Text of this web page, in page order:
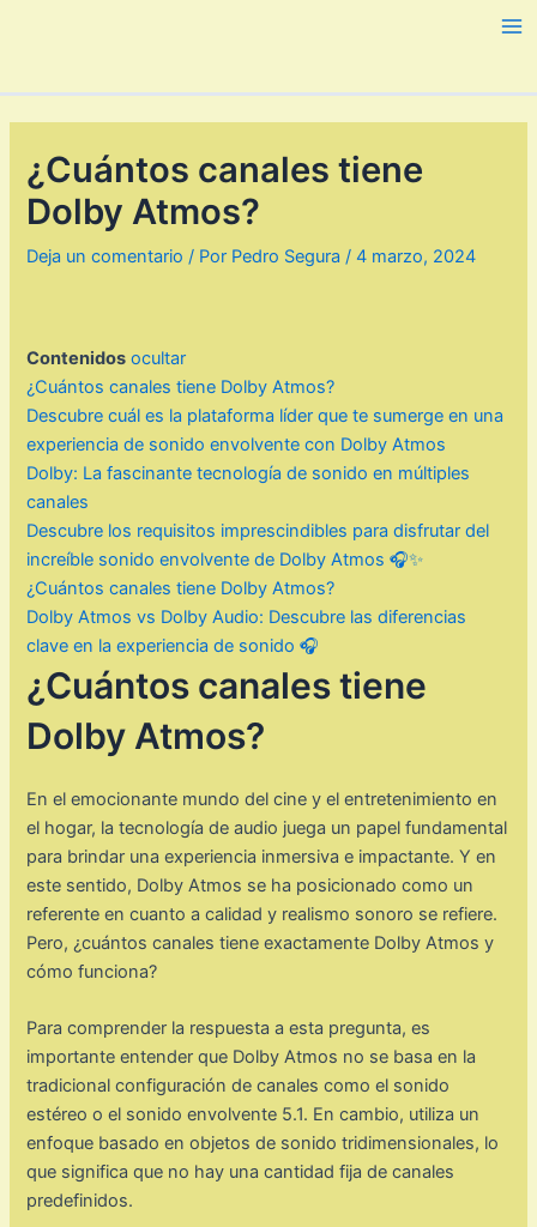
¿Cuántos canales tiene
Dolby Atmos?
Deja un comentario / Por Pedro Segura/4 marzo, 2024
Contenidos ocultar
¿Cuántos canales tiene Dolby Atmos?
Descubre cuál es la plataforma líder que te sumerge en una
experiencia de sonido envolvente con Dolby Atmos
Dolby: La fascinante tecnología de sonido en múltiples
canales
Descubre los requisitos imprescindibles para disfrutar del
increíble sonido envolvente de Dolby Atmos 🎧✨
¿Cuántos canales tiene Dolby Atmos?
Dolby Atmos vs Dolby Audio: Descubre las diferencias
clave en la experiencia de sonido 🎧
¿Cuántos canales tiene
Dolby Atmos?
En el emocionante mundo del cine y el entretenimiento en
el hogar, la tecnología de audio juega un papel fundamental
para brindar una experiencia inmersiva e impactante. Y en
este sentido, Dolby Atmos se ha posicionado como un
referente en cuanto a calidad y realismo sonoro se refiere.
Pero, ¿cuántos canales tiene exactamente Dolby Atmos y
cómo funciona?
Para comprender la respuesta a esta pregunta, es
importante entender que Dolby Atmos no se basa en la
tradicional configuración de canales como el sonido
estéreo o el sonido envolvente 5.1. En cambio, utiliza un
enfoque basado en objetos de sonido tridimensionales, lo
que significa que no hay una cantidad fija de canales
predefinidos.